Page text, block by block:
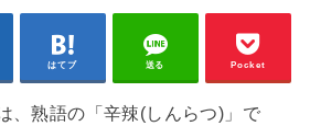
はてブ 送る Pocket
、熟語の「辛辣(しんらつ)」で